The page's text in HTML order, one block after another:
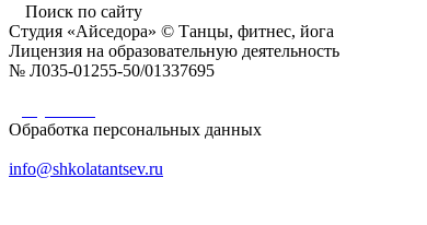
Поиск по сайту
Студия «Айседора» © Танцы, фитнес, йога
Лицензия на образовательную деятельность
№ Л035-01255-50/01337695
Обработка персональных данных
info@shkolatantsev.ru